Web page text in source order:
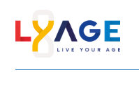
TOUTES LES